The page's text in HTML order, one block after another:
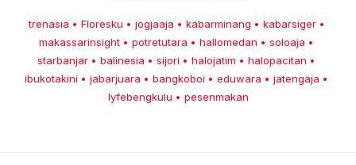
trenasia • Floresku • jogjaaja • kabarminang • kabarsiger •
makassarinsight • potretutara • hallomedan • soloaja •
starbanjar • balinesia • sijori • halojatim • halopacitan •
ibukotakini • jabarjuara • bangkoboi • eduwara • jatengaja •
lyfebengkulu • pesenmakan